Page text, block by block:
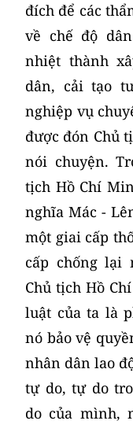
đích để các
về chế độ
nhiệt thành
dân, cải tạo
nghiệp vụ
được đón Chủ
nói chuyện.
tịch Hồ Chí
nghĩa Mác -
một giai cấp
cấp chống lại
Chủ tịch Hồ
luật của ta là
nó bảo vệ
nhân dân lao
tự do, tự do
do của mình,